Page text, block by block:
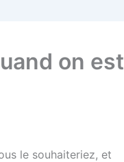
on est
le souhaiteriez, et